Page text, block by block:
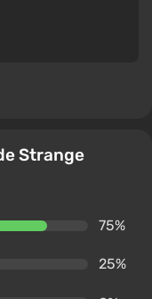
Strange
75%
25%